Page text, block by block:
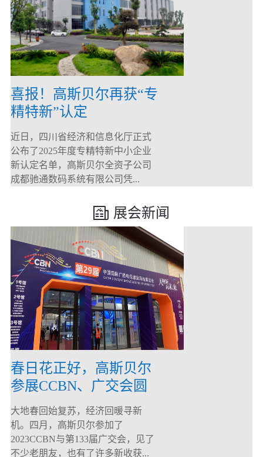
喜报！高斯贝尔再获“专
精特新”认定
近日，四川省经济和信息化厅正式
公布了2025年度专精特新中小企业
新认定名单，高斯贝尔全资子公司
成都驰通数码系统有限公司凭...
展会新闻
春日花正好，高斯贝尔
参展CCBN、广交会圆
满落幕！
大地春回始复苏，经济回暖寻新
机。四月，高斯贝尔参加了
2023CCBN与第133届广交会，见了
不少老朋友，也有了许多新收获...